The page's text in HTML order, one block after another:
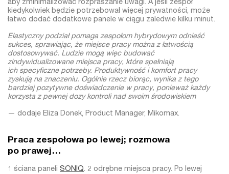
aby zminimalizować rozpraszanie uwagi. A jeśli zespół
kiedykolwiek będzie potrzebował więcej prywatności, może
łatwo dodać dodatkowe panele w ciągu zaledwie kilku minut.
Elastyczny podział pomaga zespołom hybrydowym odnieść
sukces, sprawiając, że miejsce pracy można z łatwością
dostosowywać. Ludzie mogą więc budować
zindywidualizowane miejsca pracy, które spełniają
ich specyficzne potrzeby. Produktywność i komfort pracy
zyskują na znaczeniu. Ogólnie rzecz biorąc, wynika z tego
bardziej pozytywne doświadczenie w pracy, ponieważ każdy
korzysta z pewnej dozy kontroli nad swoim środowiskiem
— dodaje Eliza Donek, Product Manager, Mikomax.
Praca zespołowa po lewej; rozmowa
po prawej…
1 ściana paneli SONIQ. 2 odrębne miejsca pracy. Po lewej